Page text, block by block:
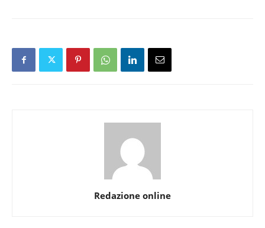
Redazione online